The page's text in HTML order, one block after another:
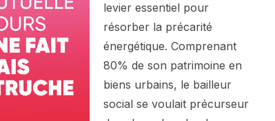
levier essentiel pour
résorber la précarité
énergétique. Comprenant
80% de son patrimoine en
biens urbains, le bailleur
social se voulait précurseur